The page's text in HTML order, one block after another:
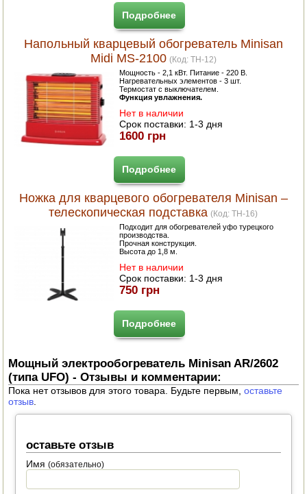
Подробнее
Напольный кварцевый обогреватель Minisan
Midi MS-2100 (Код: TH-12)
Мощность - 2,1 кВт. Питание - 220 В.
Нагревательных элементов - 3 шт.
Термостат с выключателем.
Функция увлажнения.
Нет в наличии
Срок поставки: 1-3 дня
1600 грн
Подробнее
Ножка для кварцевого обогревателя Minisan –
телескопическая подставка (Код:TH-16)
Подходит для обогревателей уфо турецкого
производства.
Прочная конструкция.
Высота до 1,8 м.
Нет в наличии
Срок поставки: 1-3 дня
750 грн
Подробнее
Мощный электрообогреватель Minisan AR/2602
(типа UFO) - Отзывы и комментарии:
Пока нет отзывов для этого товара. Будьте первым,оставьте
отзыв.
оставьте отзыв
Имя(обязательно)